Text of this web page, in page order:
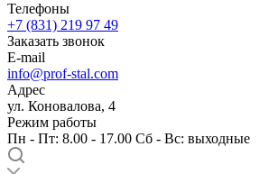
Телефоны
+7 (831) 219 97 49
Заказать звонок
E-mail
info@prof-stal.com
Адрес
ул. Коновалова, 4
Режим работы
Пн - Пт: 8.00 - 17.00 Сб - Вс: выходные